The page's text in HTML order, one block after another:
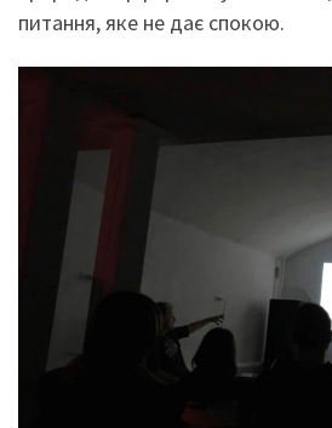
питання, яке не дає спокою.